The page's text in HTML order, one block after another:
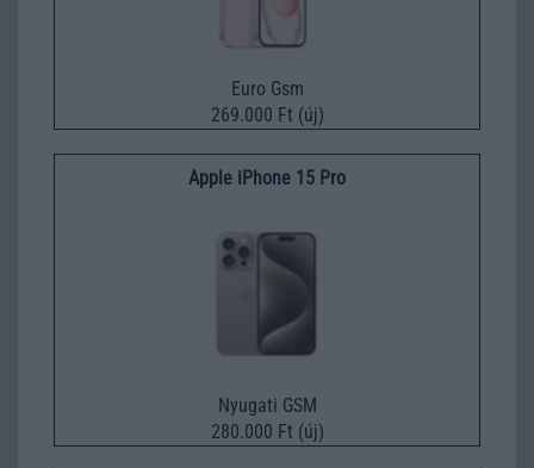
Euro Gsm
269.000 Ft (új)
Apple iPhone 15 Pro
Nyugati GSM
280.000 Ft (új)